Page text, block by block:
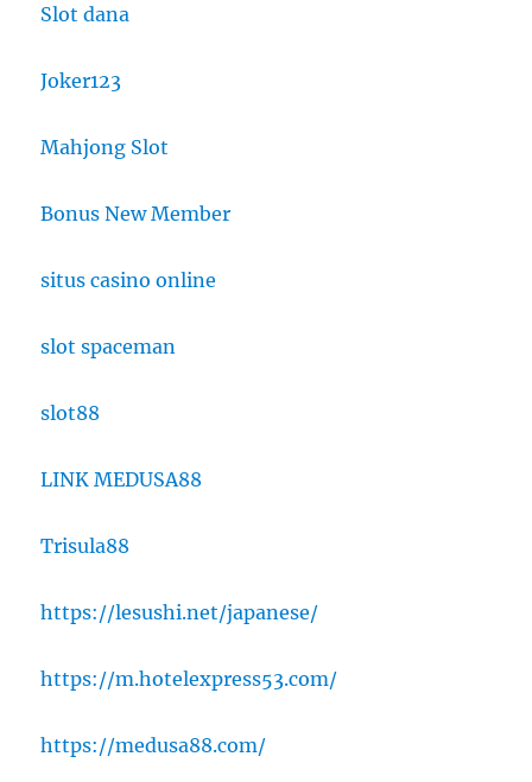
Slot dana
Joker123
Mahjong Slot
Bonus New Member
situs casino online
slot spaceman
slot88
LINK MEDUSA88
Trisula88
https://lesushi.net/japanese/
https://m.hotelexpress53.com/
https://medusa88.com/